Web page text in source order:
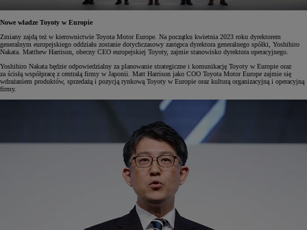
Nowe władze Toyoty w Europie
Zmiany zajdą też w kierownictwie Toyota Motor Europe. Na początku kwietnia 2023 roku dyrektorem
generalnym europejskiego oddziału zostanie dotychczasowy zastępca dyrektora generalnego spółki, Yoshihiro
Nakata. Matthew Harrison, obecny CEO europejskiej Toyoty, zajmie stanowisko dyrektora operacyjnego.
Yoshihiro Nakata będzie odpowiedzialny za planowanie strategiczne i komunikację Toyoty w Europie oraz
za ścisłą współpracę z centralą firmy w Japonii. Matt Harrison jako COO Toyota Motor Europe zajmie się
wdrażaniem produktów, sprzedażą i pozycją rynkową Toyoty w Europie oraz kulturą organizacyjną i operacyjną
firmy.